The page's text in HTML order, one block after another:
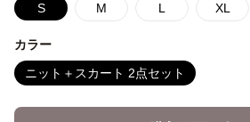
S M L XL
カラー
ニット＋スカート 2点セット